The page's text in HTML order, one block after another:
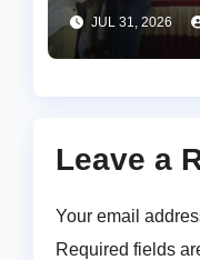
JUL 31, 2026
Leave a
Your email
Required fields